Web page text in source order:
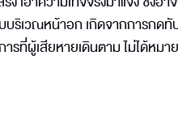
ริเวณหน้าอก เกิดจากการกด
รที่ผู้เสียหายเดินตาม ไม่ได้ห